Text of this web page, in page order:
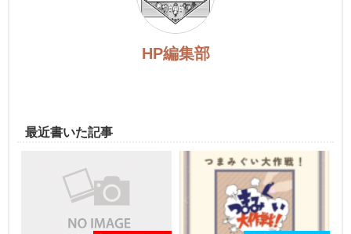
HP編集部
最近書いた記事